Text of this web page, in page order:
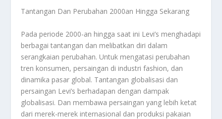
Tantangan Dan Perubahan 2000an Hingga Sekarang
Pada periode 2000-an hingga saat ini Levi’s menghadapi
berbagai tantangan dan melibatkan diri dalam
serangkaian perubahan. Untuk mengatasi perubahan
tren konsumen, persaingan di industri fashion, dan
dinamika pasar global. Tantangan globalisasi dan
persaingan Levi’s berhadapan dengan dampak
globalisasi. Dan membawa persaingan yang lebih ketat
dari merek-merek internasional dan produksi pakaian